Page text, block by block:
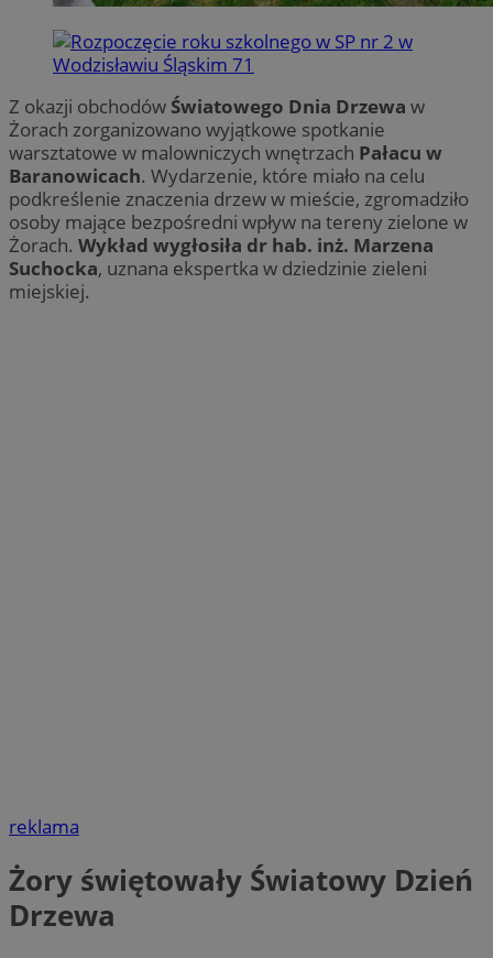
Z okazji obchodów Światowego Dnia Drzewa w
Żorach zorganizowano wyjątkowe spotkanie
warsztatowe w malowniczych wnętrzach Pałacu w
Baranowicach. Wydarzenie, które miało na celu
podkreślenie znaczenia drzew w mieście, zgromadziło
osoby mające bezpośredni wpływ na tereny zielone w
Żorach. Wykład wygłosiła dr hab. inż. Marzena
Suchocka, uznana ekspertka w dziedzinie zieleni
miejskiej.
reklama
Żory świętowały Światowy Dzień
Drzewa